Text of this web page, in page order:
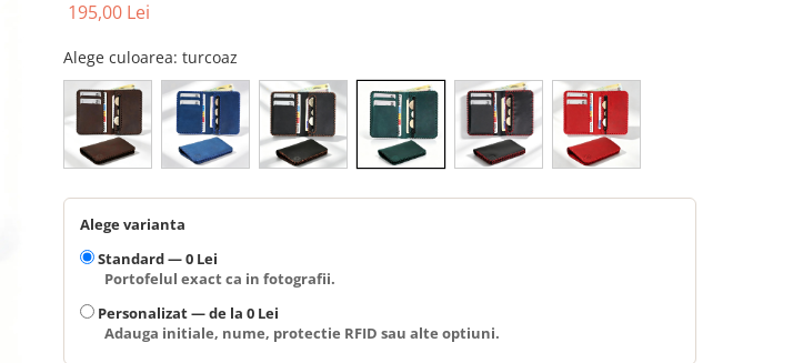
195,00 Lei
Alege culoarea: turcoaz
Alege varianta
Standard —0 Lei
Portofelul exact ca in fotografii.
Personalizat —de la 0 Lei
Adauga initiale, nume, protectie RFID sau alte optiuni.